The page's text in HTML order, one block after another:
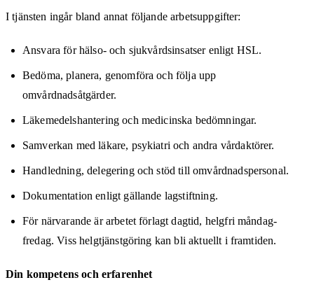
I tjänsten ingår bland annat följande arbetsuppgifter:
Ansvara för hälso- och sjukvårdsinsatser enligt HSL.
Bedöma, planera, genomföra och följa upp
omvårdnadsåtgärder.
Läkemedelshantering och medicinska bedömningar.
Samverkan med läkare, psykiatri och andra vårdaktörer.
Handledning, delegering och stöd till omvårdnadspersonal.
Dokumentation enligt gällande lagstiftning.
För närvarande är arbetet förlagt dagtid, helgfri måndag-
fredag. Viss helgtjänstgöring kan bli aktuellt i framtiden.
Din kompetens och erfarenhet